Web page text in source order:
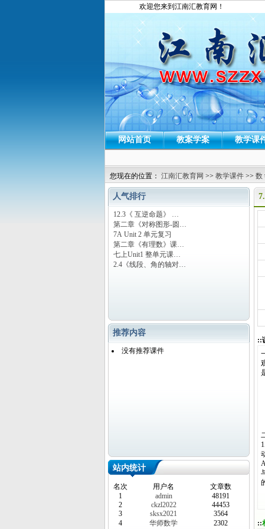
欢迎您来到江南汇教育网！
网站首页 教案学案 教学课
您现在的位置： 江南汇教育网 >> 教学课件 >> 数
人气排行
12.3《 互逆命题》 …
第二章《对称图形-圆…
7A Unit 2 单元复习
第二章《有理数》课…
七上Unit1 整单元课…
2.4《线段、角的轴对…
推荐内容
没有推荐课件
站内统计
名次 用户名
文章数
1
admin
48191
2
ckzl2022
44453
3
sksx2021
3564
4
华师数学
2302
::
1.
::